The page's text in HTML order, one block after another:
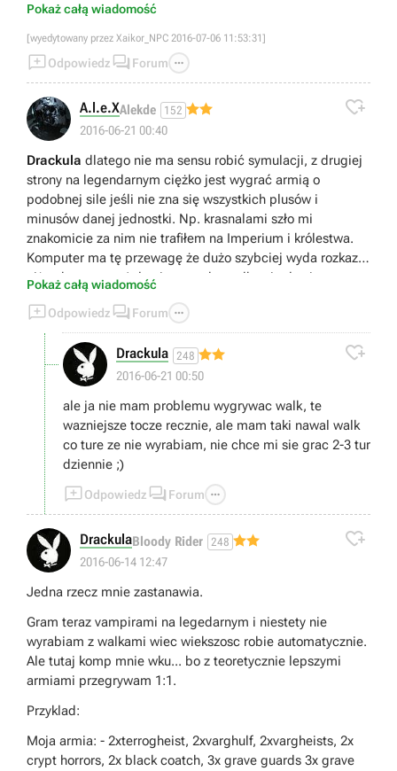
eliksir 3 ładunki.
Pokaż całą wiadomość
[wyedytowany przez Xaikor_NPC 2016-07-06 11:53:31]
Odpowiedz  Forum 
A.l.e.XAlekde 152
2016-06-21 00:40

Drackula dlatego nie ma sensu robić symulacji, z drugiej
strony na legendarnym ciężko jest wygrać armią o
podobnej sile jeśli nie zna się wszystkich plusów i
minusów danej jednostki. Np. krasnalami szło mi
znakomicie za nim nie trafiłem na Imperium i królestwa.
Komputer ma tę przewagę że dużo szybciej wyda rozkazy
niż ty bez pauzy / ale nie marudzę, tylko ciągle się uczę
dla mnie bezapelacyjnie najlepszy total war.
Pokaż całą wiadomość
Odpowiedz  Forum 
Drackula 248
2016-06-21 00:50

ale ja nie mam problemu wygrywac walk, te
wazniejsze tocze recznie, ale mam taki nawal walk
co ture ze nie wyrabiam, nie chce mi sie grac 2-3 tur
dziennie ;)
Odpowiedz  Forum 
DrackulaBloody Rider 248
2016-06-14 12:47

Jedna rzecz mnie zastanawia.
Gram teraz vampirami na legedarnym i niestety nie
wyrabiam z walkami wiec wiekszosc robie automatycznie.
Ale tutaj komp mnie wku... bo z teoretycznie lepszymi
armiami przegrywam 1:1.
Przyklad:
Moja armia: - 2xterrogheist, 2xvarghulf, 2xvargheists, 2x
crypt horrors, 2x black coatch, 3x grave guards 3x grave